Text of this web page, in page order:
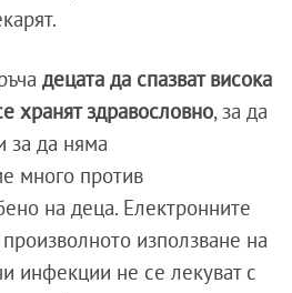
децата да спазват висока
хранят здравословно, за да
за да няма
много против
на деца. Електронните
използване на
инфекции не се лекуват с